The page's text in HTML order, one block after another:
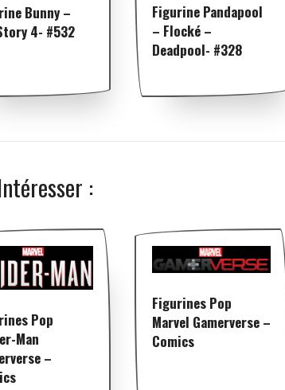
Bunny –
4- #532
Figurine Pandapool
– Flocké –
Deadpool- #328
:
Pop
Man
–
Figurines Pop
Marvel Gamerverse –
Comics